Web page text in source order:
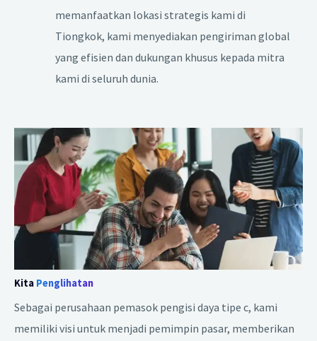
memanfaatkan lokasi strategis kami di
Tiongkok, kami menyediakan pengiriman global
yang efisien dan dukungan khusus kepada mitra
kami di seluruh dunia.
Kita Penglihatan
Sebagai perusahaan pemasok pengisi daya tipe c, kami
memiliki visi untuk menjadi pemimpin pasar, memberikan